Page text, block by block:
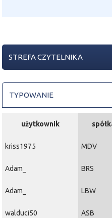
STREFA CZYTELNIKA
TYPOWANIE
użytkownik
kriss1975 MDV
Adam_ BRS
Adam_ LBW
walduci50 ASB